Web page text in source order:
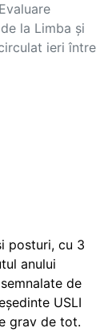
la Limba și
ieri între
posturi, cu 3
anului
de
USLI
grav de tot.